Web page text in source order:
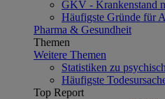
GKV - Krankenstand
Häufigste Gründe für
Pharma & Gesundheit
Themen
Weitere Themen
Statistiken zu
Häufigste
Top Report